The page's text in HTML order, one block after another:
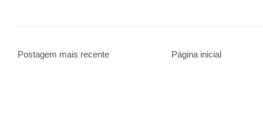
Postagem mais recente Página inicial